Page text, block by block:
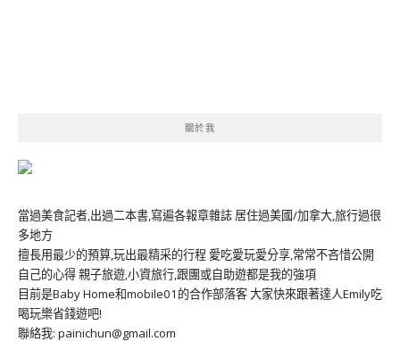
關於我
當過美食記者,出過二本書,寫遍各報章雜誌 居住過美國/加拿大,旅行過很
多地方
擅長用最少的預算,玩出最精采的行程 愛吃愛玩愛分享,常常不吝惜公開
自己的心得 親子旅遊,小資旅行,跟團或自助遊都是我的強項
目前是Baby Home和mobile01的合作部落客 大家快來跟著達人Emily吃
喝玩樂省錢遊吧!
聯絡我: painichun@gmail.com